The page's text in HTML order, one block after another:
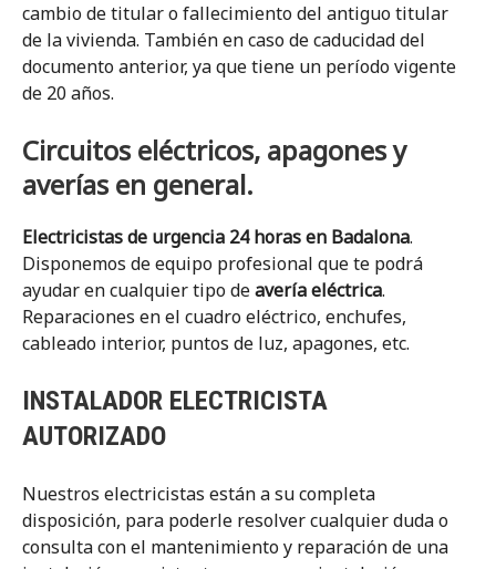
cambio de titular o fallecimiento del antiguo titular
de la vivienda. También en caso de caducidad del
documento anterior, ya que tiene un período vigente
de 20 años.
Circuitos eléctricos, apagones y
averías en general.
Electricistas de urgencia 24 horas en Badalona.
Disponemos de equipo profesional que te podrá
ayudar en cualquier tipo deavería eléctrica.
Reparaciones en el cuadro eléctrico, enchufes,
cableado interior, puntos de luz, apagones, etc.
INSTALADOR ELECTRICISTA
AUTORIZADO
Nuestros electricistas están a su completa
disposición, para poderle resolver cualquier duda o
consulta con el mantenimiento y reparación de una